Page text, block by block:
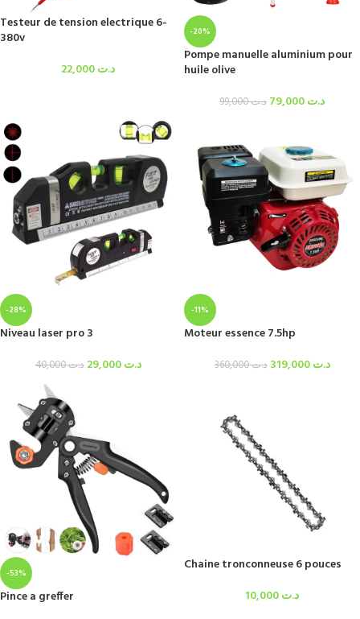
Testeur de tension electrique 6-
380v
د.ت
-20%
Pompe manuelle aluminium pour
huile olive
د.ت99,000 د.ت
-28%
Niveau laser pro 3
د.ت40,000 د.ت29,000
-11%
Moteur essence 7.5hp
د.ت360,000 د.ت319,000
-53%
Pince a greffer
Chaine tronconneuse 6 pouces
د.ت